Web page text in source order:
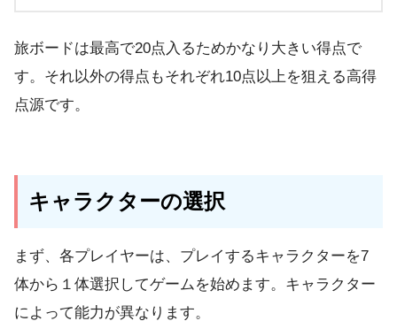
旅ボードは最高で20点入るためかなり大きい得点で
す。それ以外の得点もそれぞれ10点以上を狙える高得
点源です。
キャラクターの選択
まず、各プレイヤーは、 プレイするキャラクターを7
体から１体選択 してゲームを始めます。キャラクター
によって能力が異なります。